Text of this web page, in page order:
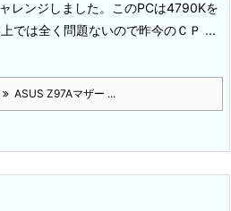
レンジしました。
このPCは4790Kを
では全く問題ないので昨今のＣＰ ...
ASUS Z97Aマザー ...